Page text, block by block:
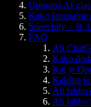
Uporaba AI
Kako lansiranje
Speechify – št.
FAQ
Ali
Kako
Kaj je
Kakšna
Ali lahko
Ali lahko